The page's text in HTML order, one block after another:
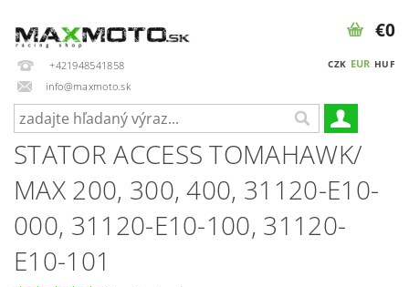
+421948541858
info@maxmoto.sk
CZK EUR HUF
€0
STATOR ACCESS TOMAHAWK/
MAX 200, 300, 400, 31120-E10-
000, 31120-E10-100, 31120-
E10-101